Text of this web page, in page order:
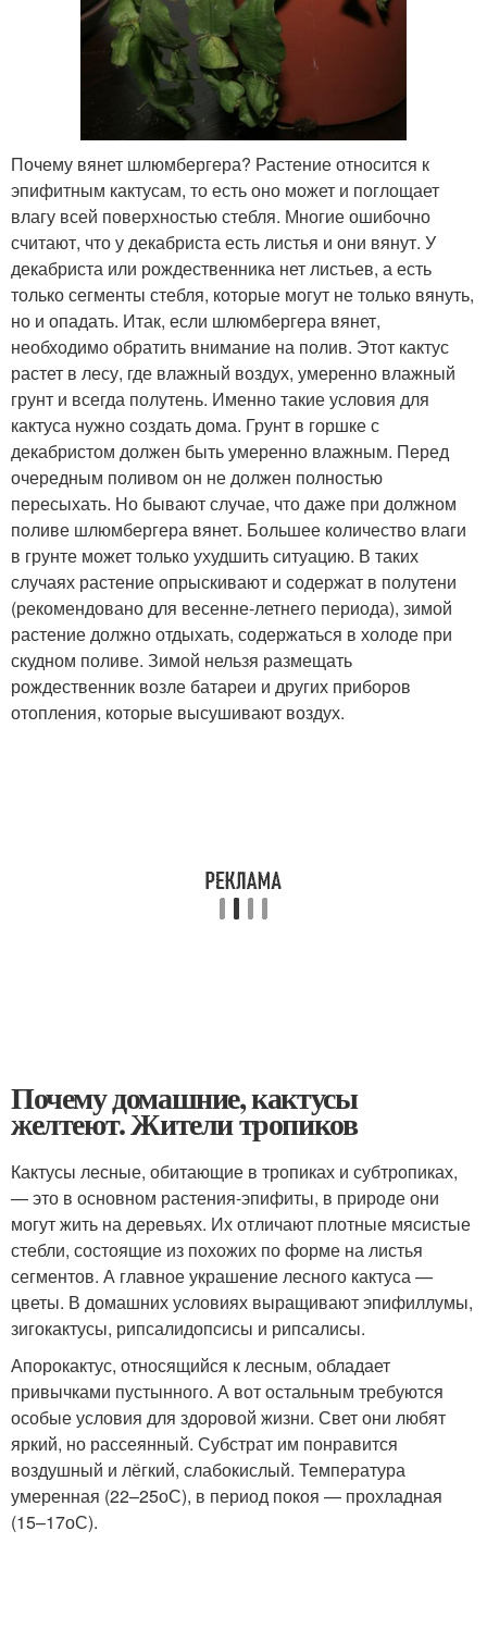
Почему вянет шлюмбергера? Растение относится к
эпифитным кактусам, то есть оно может и поглощает
влагу всей поверхностью стебля. Многие ошибочно
считают, что у декабриста есть листья и они вянут. У
декабриста или рождественника нет листьев, а есть
только сегменты стебля, которые могут не только вянуть,
но и опадать. Итак, если шлюмбергера вянет,
необходимо обратить внимание на полив. Этот кактус
растет в лесу, где влажный воздух, умеренно влажный
грунт и всегда полутень. Именно такие условия для
кактуса нужно создать дома. Грунт в горшке с
декабристом должен быть умеренно влажным. Перед
очередным поливом он не должен полностью
пересыхать. Но бывают случае, что даже при должном
поливе шлюмбергера вянет. Большее количество влаги
в грунте может только ухудшить ситуацию. В таких
случаях растение опрыскивают и содержат в полутени
(рекомендовано для весенне-летнего периода), зимой
растение должно отдыхать, содержаться в холоде при
скудном поливе. Зимой нельзя размещать
рождественник возле батареи и других приборов
отопления, которые высушивают воздух.
Почему домашние, кактусы
желтеют. Жители тропиков
Кактусы лесные, обитающие в тропиках и субтропиках,
— это в основном растения-эпифиты, в природе они
могут жить на деревьях. Их отличают плотные мясистые
стебли, состоящие из похожих по форме на листья
сегментов. А главное украшение лесного кактуса —
цветы. В домашних условиях выращивают эпифиллумы,
зигокактусы, рипсалидопсисы и рипсалисы.
Апорокактус, относящийся к лесным, обладает
привычками пустынного. А вот остальным требуются
особые условия для здоровой жизни. Свет они любят
яркий, но рассеянный. Субстрат им понравится
воздушный и лёгкий, слабокислый. Температура
умеренная (22–25оС), в период покоя — прохладная
(15–17оС).